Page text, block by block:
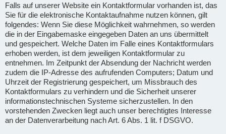
Falls auf unserer Website ein Kontaktformular vorhanden ist, das
Sie für die elektronische Kontaktaufnahme nutzen können, gilt
folgendes: Wenn Sie diese Möglichkeit wahrnehmen, so werden
die in der Eingabemaske eingegeben Daten an uns übermittelt
und gespeichert. Welche Daten im Falle eines Kontaktformulars
erhoben werden, ist dem jeweiligen Kontaktformular zu
entnehmen. Im Zeitpunkt der Absendung der Nachricht werden
zudem die IP-Adresse des aufrufenden Computers; Datum und
Uhrzeit der Registrierung gespeichert, um Missbrauch des
Kontaktformulars zu verhindern und die Sicherheit unserer
informationstechnischen Systeme sicherzustellen. In den
vorstehenden Zwecken liegt auch unser berechtigtes Interesse
an der Datenverarbeitung nach Art. 6 Abs. 1 lit. f DSGVO.